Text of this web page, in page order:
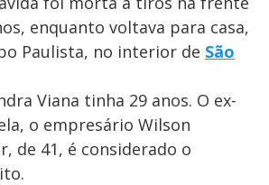
enquanto voltava para casa,
Paulista, no interior de São
Viana tinha 29 anos. O ex-
o empresário Wilson
de 41, é considerado o